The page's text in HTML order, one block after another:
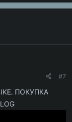
#7
ПОКУПКА